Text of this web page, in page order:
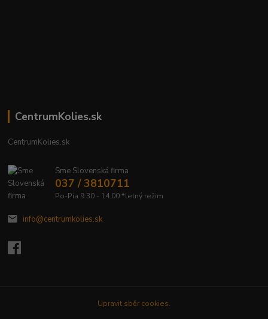
CentrumKolies.sk
CentrumKolies.sk
Sme Slovenská firma
037 / 3810711
Po-Pia 9.30 - 14.00 *letný režim
info@centrumkolies.sk
Upravit sběr cookies.